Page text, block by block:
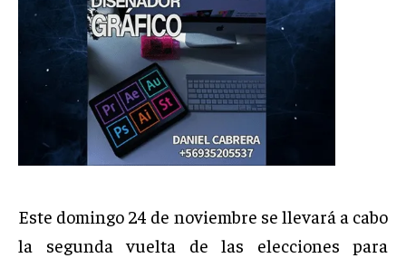
Este domingo 24 de noviembre se llevará a cabo
la segunda vuelta de las elecciones para